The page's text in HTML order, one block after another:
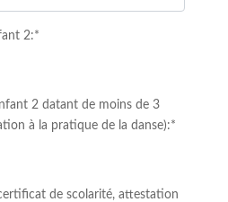
2:*
2 datant de moins de 3
à la pratique de la danse):*
de scolarité, attestation